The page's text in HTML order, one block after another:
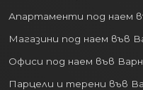
Столицата
транспортна
Най-голямото
Апартаменти под наем
Магазини под наем във
Офиси под наем във
Парцели и терени във